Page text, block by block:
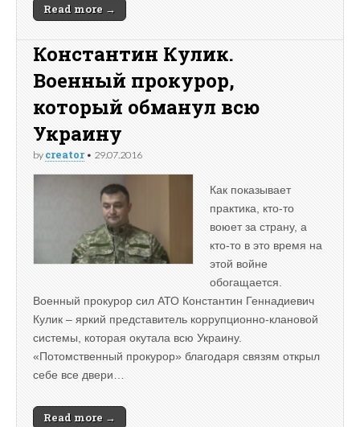
Read more →
Константин Кулик.
Военный прокурор,
который обманул всю
Украину
by creator• 29.07.2016
Как показывает
практика, кто-то
воюет за страну, а
кто-то в это время на
этой войне
обогащается.
Военный прокурор сил АТО Константин Геннадиевич
Кулик – яркий представитель коррупционно-клановой
системы, которая окутала всю Украину.
«Потомственный прокурор» благодаря связям открыл
себе все двери…
Read more →